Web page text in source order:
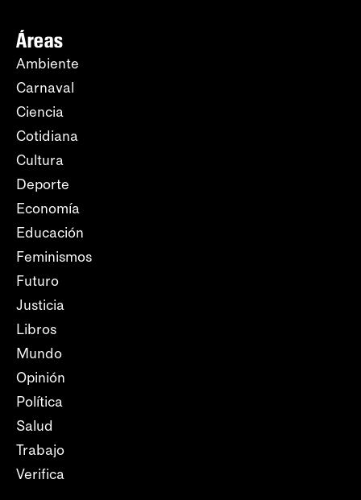
Áreas
Ambiente
Carnaval
Ciencia
Cotidiana
Cultura
Deporte
Economía
Educación
Feminismos
Futuro
Justicia
Libros
Mundo
Opinión
Política
Salud
Trabajo
Verifica